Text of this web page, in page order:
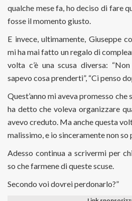
qualche mese fa, ho deciso di fare
fosse il momento giusto.
E invece, ultimamente, Giuseppe
mi ha mai fatto un regalo di
volta c’è una scusa diversa:
sapevo cosa prenderti”, “Ci penso
Quest’anno mi aveva promesso
ha detto che voleva organizzare
avevo creduto. Ma anche questa
malissimo, e io sinceramente non so
Adesso continua a scrivermi per
so che farmene di queste scuse.
Secondo voi dovrei perdonarlo?”